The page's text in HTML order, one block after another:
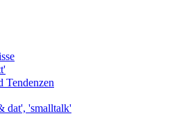
'smalltalk'